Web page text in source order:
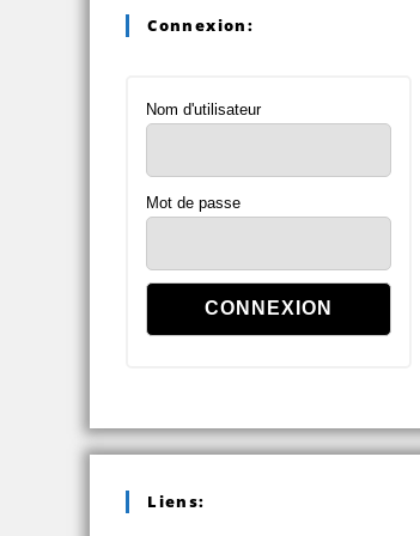
Connexion:
Nom d'utilisateur
Mot de passe
Liens: